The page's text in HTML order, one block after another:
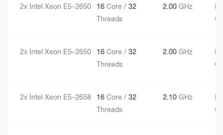
2x Intel Xeon E5-2650 16Core /32
Threads
2.00GHz
2x Intel Xeon E5-2650 16Core /32
Threads
2.00GHz
2x Intel Xeon E5-2658 16Core /32
Threads
2.10GHz